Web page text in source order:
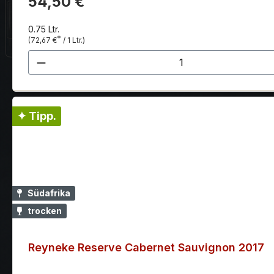
0.75 Ltr.
(72,67 €* / 1 Ltr.)
Produkt Anzahl: Gib den
✦ Tipp.
Südafrika
trocken
Reyneke Reserve Cabernet Sauvignon 2017